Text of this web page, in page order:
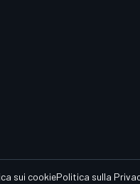
sui cookiePolitica sulla